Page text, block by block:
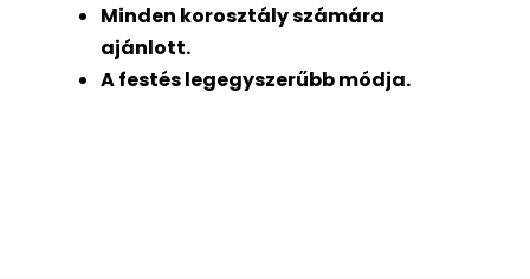
Minden korosztály számára
ajánlott.
A festés legegyszerűbb módja.